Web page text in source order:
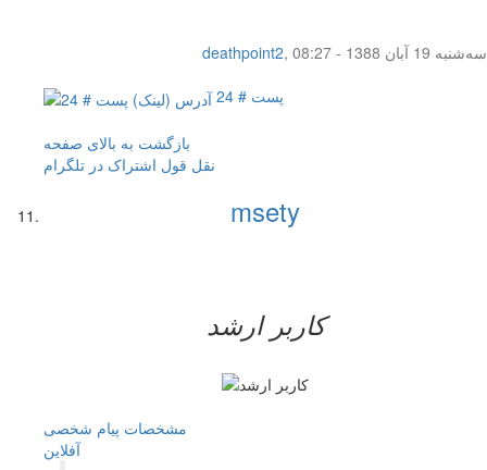
deathpoint2,
سه‌شنبه 19 آبان 1388 - 08:27
پست # 24
بازگشت به بالای صفحه
نقل قول اشتراک در تلگرام
msety
کاربر ارشد
مشخصات پیام شخصی
آفلاين